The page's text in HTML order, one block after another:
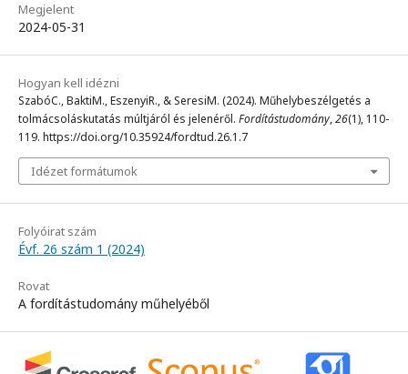
Megjelent
2024-05-31
Hogyan kell idézni
SzabóC., BaktiM., EszenyiR., & SeresiM. (2024). Műhelybeszélgetés a
tolmácsoláskutatás múltjáról és jelenéről. Fordítástudomány,26(1), 110-
119. https://doi.org/10.35924/fordtud.26.1.7
Idézet formátumok
Folyóirat szám
Évf. 26 szám 1 (2024)
Rovat
A fordítástudomány műhelyéből